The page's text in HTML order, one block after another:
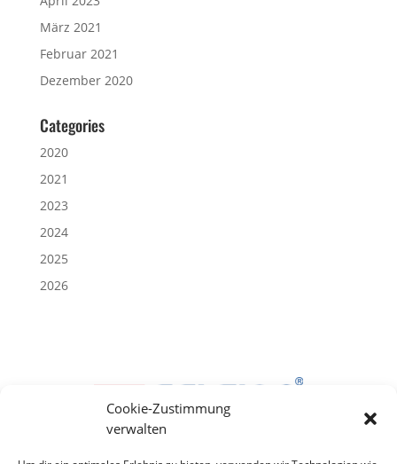
Cookie-Zustimmung
verwalten
März 2021
Februar 2021
Dezember 2020
Categories
2020
2021
2023
2024
2025
2026